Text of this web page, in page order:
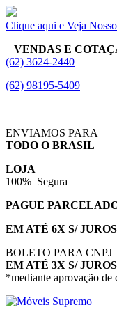
Clique aqui e Veja
VENDAS E
(62) 3624-2440
(62) 98195-5409
ENVIAMOS PARA
TODO O BRASIL
LOJA
100% Segura
PAGUE
EM ATÉ 6X S/
BOLETO PARA CNPJ
EM ATÉ 3X S/ JUROS
*mediante aprovação de